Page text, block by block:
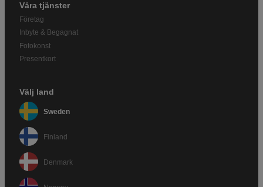
Våra tjänster
Företag
Inbyte & Begagnat
Fotokonst
Presentkort
Välj land
Sweden
Finland
Denmark